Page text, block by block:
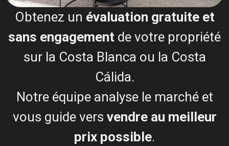
Agent immobilier
+34601614830
info@esentyaestate.com
Contactez-moi
Obtenez un évaluation gratuite et
sans engagement de votre propriété
sur la Costa Blanca ou la Costa
Cálida.
Notre équipe analyse le marché et
vous guide vers vendre au meilleur
prix possible.